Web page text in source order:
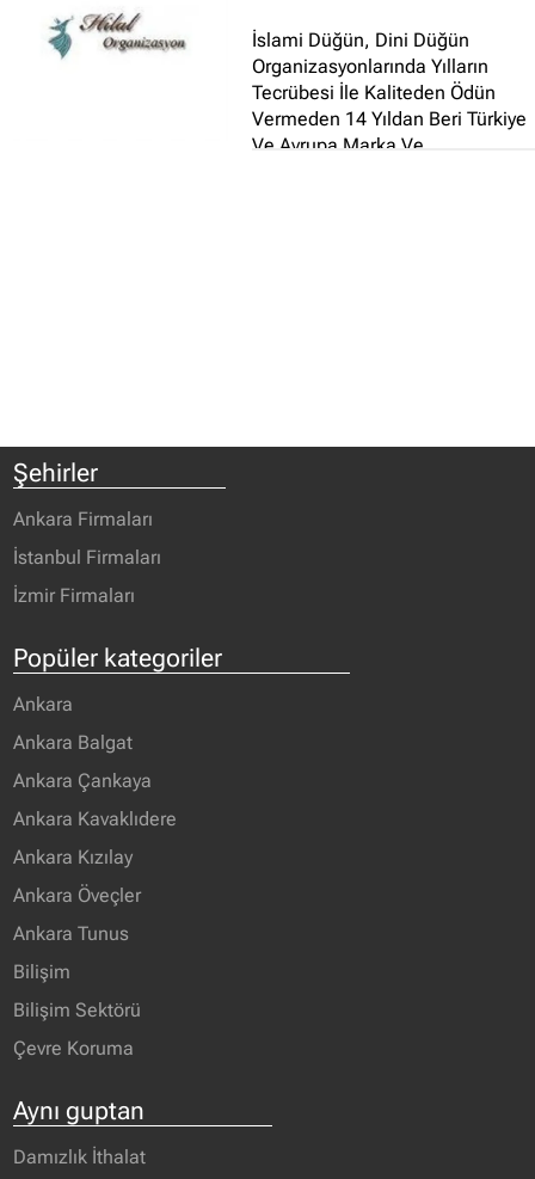
İslami Düğün, Dini Düğün
Organizasyonlarında Yılların
Tecrübesi İle Kaliteden Ödün
Vermeden 14 Yıldan Beri Türkiye
Ve Avrupa Marka Ve
Şehirler
Ankara Firmaları
İstanbul Firmaları
İzmir Firmaları
Popüler kategoriler
Ankara
Ankara Balgat
Ankara Çankaya
Ankara Kavaklıdere
Ankara Kızılay
Ankara Öveçler
Ankara Tunus
Bilişim
Bilişim Sektörü
Çevre Koruma
Aynı guptan
Damızlık İthalat